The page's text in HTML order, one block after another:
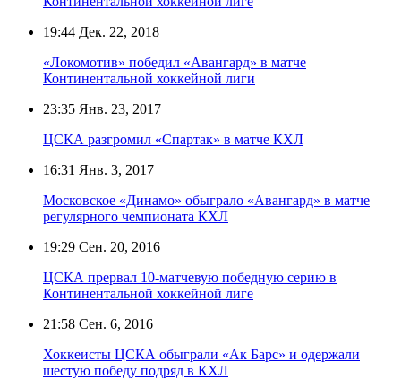
19:44 Дек. 22, 2018
«Локомотив» победил «Авангард» в матче
Континентальной хоккейной лиги
23:35 Янв. 23, 2017
ЦСКА разгромил «Спартак» в матче КХЛ
16:31 Янв. 3, 2017
Московское «Динамо» обыграло «Авангард» в матче
регулярного чемпионата КХЛ
19:29 Сен. 20, 2016
ЦСКА прервал 10-матчевую победную серию в
Континентальной хоккейной лиге
21:58 Сен. 6, 2016
Хоккеисты ЦСКА обыграли «Ак Барс» и одержали
шестую победу подряд в КХЛ